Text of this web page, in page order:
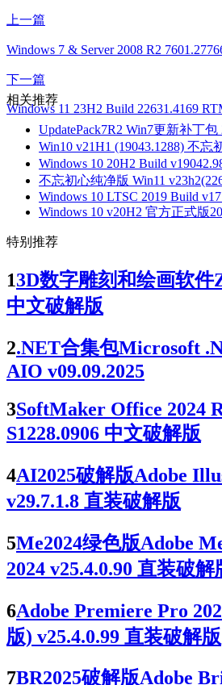
上一篇
Windows 7 & Server 2008 R2
下一篇
Windows 11 23H2 Build 22631.4169
相关推荐
UpdatePack7R2 Win7更新补丁包
Win10 v21H1 (19043.1288) 不忘
Windows 10 20H2 Build
不忘初心纯净版 Win11
Windows 10 LTSC 2019 Build
Windows 10 v20H2 官方正式版
特别推荐
13D数字雕刻和绘画软件
中文破解版
2.NET合集包Microsoft
AIO v09.09.2025
3SoftMaker Office 2024
S1228.0906 中文破解版
4AI2025破解版Adobe
v29.7.1.8 直装破解版
5Me2024绿色版Adobe
2024 v25.4.0.90 直装破解
6Adobe Premiere Pro
版) v25.4.0.99 直装破解版
7BR2025破解版Adobe